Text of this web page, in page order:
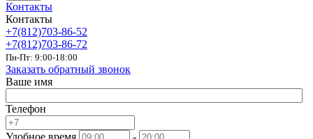
Контакты
Контакты
+7(812)703-86-52
+7(812)703-86-72
Пн-Пт: 9:00-18:00
Заказать обратный звонок
Ваше имя
Телефон